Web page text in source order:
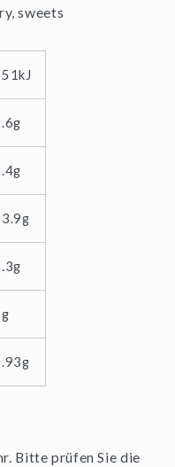
sweets
Bitte prüfen Sie die